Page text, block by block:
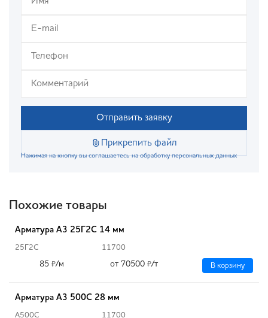
Отправить заявку
Прикрепить файл
Нажимая на кнопку вы соглашаетесь на обработку персональных данных
Похожие товары
Арматура А3 25Г2С 14 мм
25Г2С 11700
85 ₽/м от 70500 ₽/т В корзину
Арматура А3 500С 28 мм
А500С 11700